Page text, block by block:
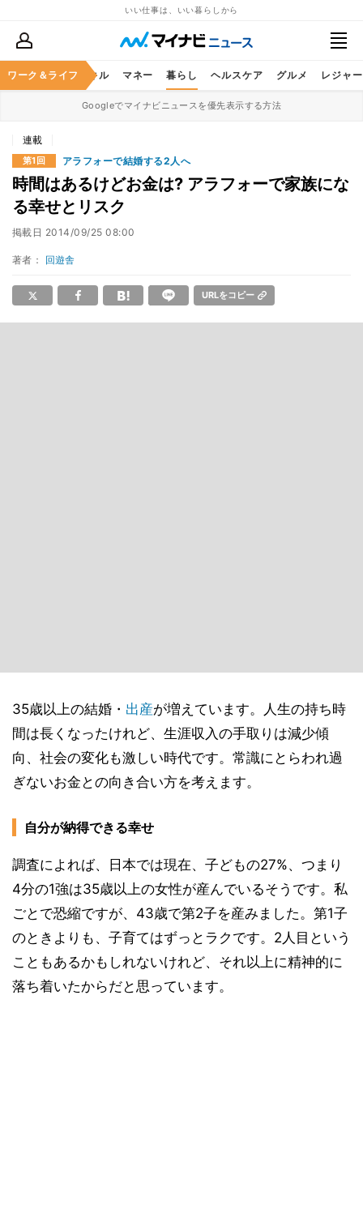
いい仕事は、いい暮らしから
ワーク＆ライフ
ア ビジネススキル マネー 暮らし ヘルスケア グルメ レジャー
Googleでマイナビニュースを優先表示する方法
連載
第1回 アラフォーで結婚する2人へ
時間はあるけどお金は? アラフォーで家族にな
る幸せとリスク
掲載日 2014/09/25 08:00
著者： 回遊舎
URLをコピー
35歳以上の結婚・ 出産が増えています。人生の持ち時
間は長くなったけれど、生涯収入の手取りは減少傾
向、社会の変化も激しい時代です。常識にとらわれ過
ぎないお金との向き合い方を考えます。
自分が納得できる幸せ
調査によれば、日本では現在、子どもの27%、つまり
4分の1強は35歳以上の女性が産んでいるそうです。私
ごとで恐縮ですが、43歳で第2子を産みました。第1子
のときよりも、子育てはずっとラクです。2人目という
こともあるかもしれないけれど、それ以上に精神的に
落ち着いたからだと思っています。